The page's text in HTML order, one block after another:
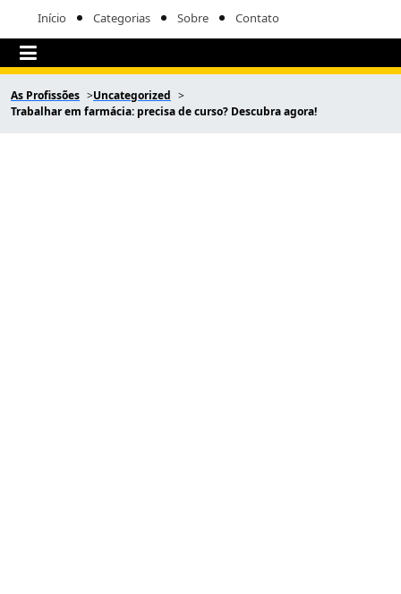
Início Categorias Sobre Contato
As Profissões
Uncategorized
Trabalhar em farmácia: precisa de curso? Descubra agora!